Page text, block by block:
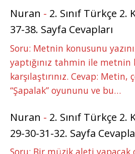
Nuran - 2. Sınıf Türkçe 2.
37-38. Sayfa Cevapları
Soru: Metnin konusunu
yaptığınız tahmin ile metnin
karşılaştırınız. Cevap: Metin,
“Şapalak” oyununu ve bu…
Nuran - 2. Sınıf Türkçe 2.
29-30-31-32. Sayfa